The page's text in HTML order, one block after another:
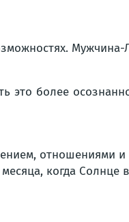
Мужчина-
это более
отношениями
когда Солнце